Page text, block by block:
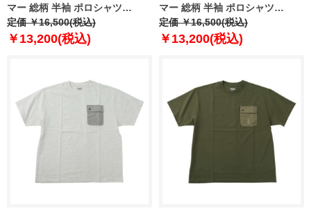
マー 総柄 半袖 ポロシャツ
MATCHPLAY PRINTED POLO
USA直輸入 6009800-411
定価 ￥16,500(税込)
￥13,200(税込)
マー 総柄 半袖 ポロシャツ
MATCHPLAY PRINTED POLO
USA直輸入 6009800-520
定価 ￥16,500(税込)
￥13,200(税込)